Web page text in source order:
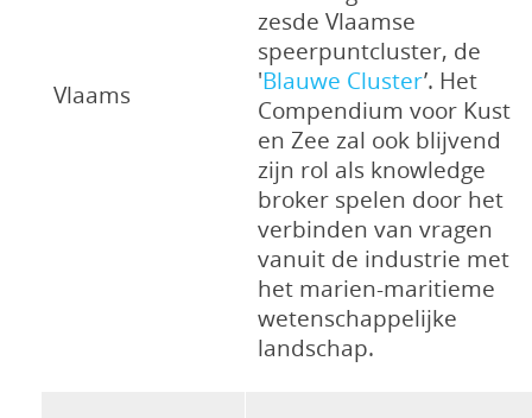
Vlaams
zesde Vlaamse
speerpuntcluster, de
'Blauwe Cluster’. Het
Compendium voor Kust
en Zee zal ook blijvend
zijn rol als knowledge
broker spelen door het
verbinden van vragen
vanuit de industrie met
het marien-maritieme
wetenschappelijke
landschap.